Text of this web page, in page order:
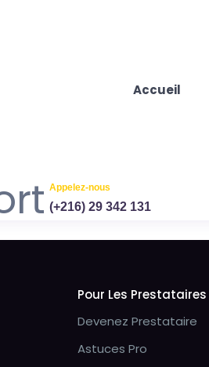
Accueil
Appelez-nous
(+216) 29 342 131
Pour Les Prestataires
Devenez Prestataire
Astuces Pro